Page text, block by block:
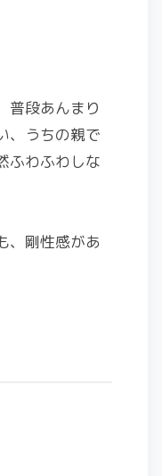
普段あんまり
、うちの親で
ふわふわしな
、剛性感があ